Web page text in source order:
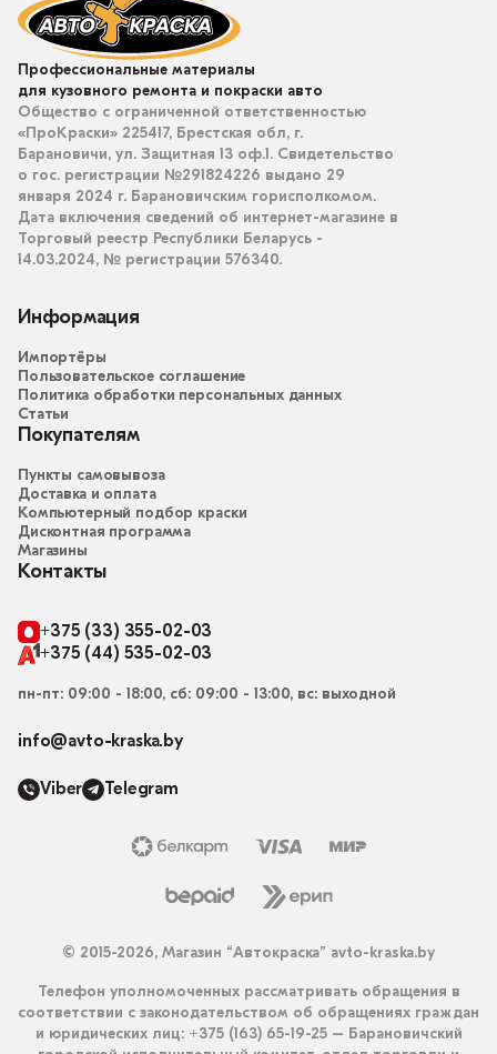
Профессиональные материалы
для кузовного ремонта и покраски авто
Общество с ограниченной ответственностью
«ПроКраски» 225417, Брестская обл, г.
Барановичи, ул. Защитная 13 оф.1. Свидетельство
о гос. регистрации №291824226 выдано 29
января 2024 г. Барановичским горисполкомом.
Дата включения сведений об интернет-магазине в
Торговый реестр Республики Беларусь -
14.03.2024, № регистрации 576340.
Информация
Импортёры
Пользовательское соглашение
Политика обработки персональных данных
Статьи
Покупателям
Пункты самовывоза
Доставка и оплата
Компьютерный подбор краски
Дисконтная программа
Магазины
Контакты
+375 (33) 355-02-03
+375 (44) 535-02-03
пн-пт: 09:00 - 18:00, сб: 09:00 - 13:00, вс: выходной
info@avto-kraska.by
Viber Telegram
© 2015-2026, Магазин “Автокраска” avto-kraska.by
Телефон уполномоченных рассматривать обращения в
соответствии с законодательством об обращениях граждан
и юридических лиц: +375 (163) 65-19-25 – Барановичский